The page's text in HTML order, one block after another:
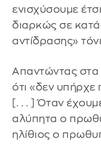
ενισχύσουμε
διαρκώς σε
αντίδρασης»
Απαντώντας στα
ότι «δεν υπήρχε
[. . . ] Όταν
αλύπητα ο
ηλίθιος ο